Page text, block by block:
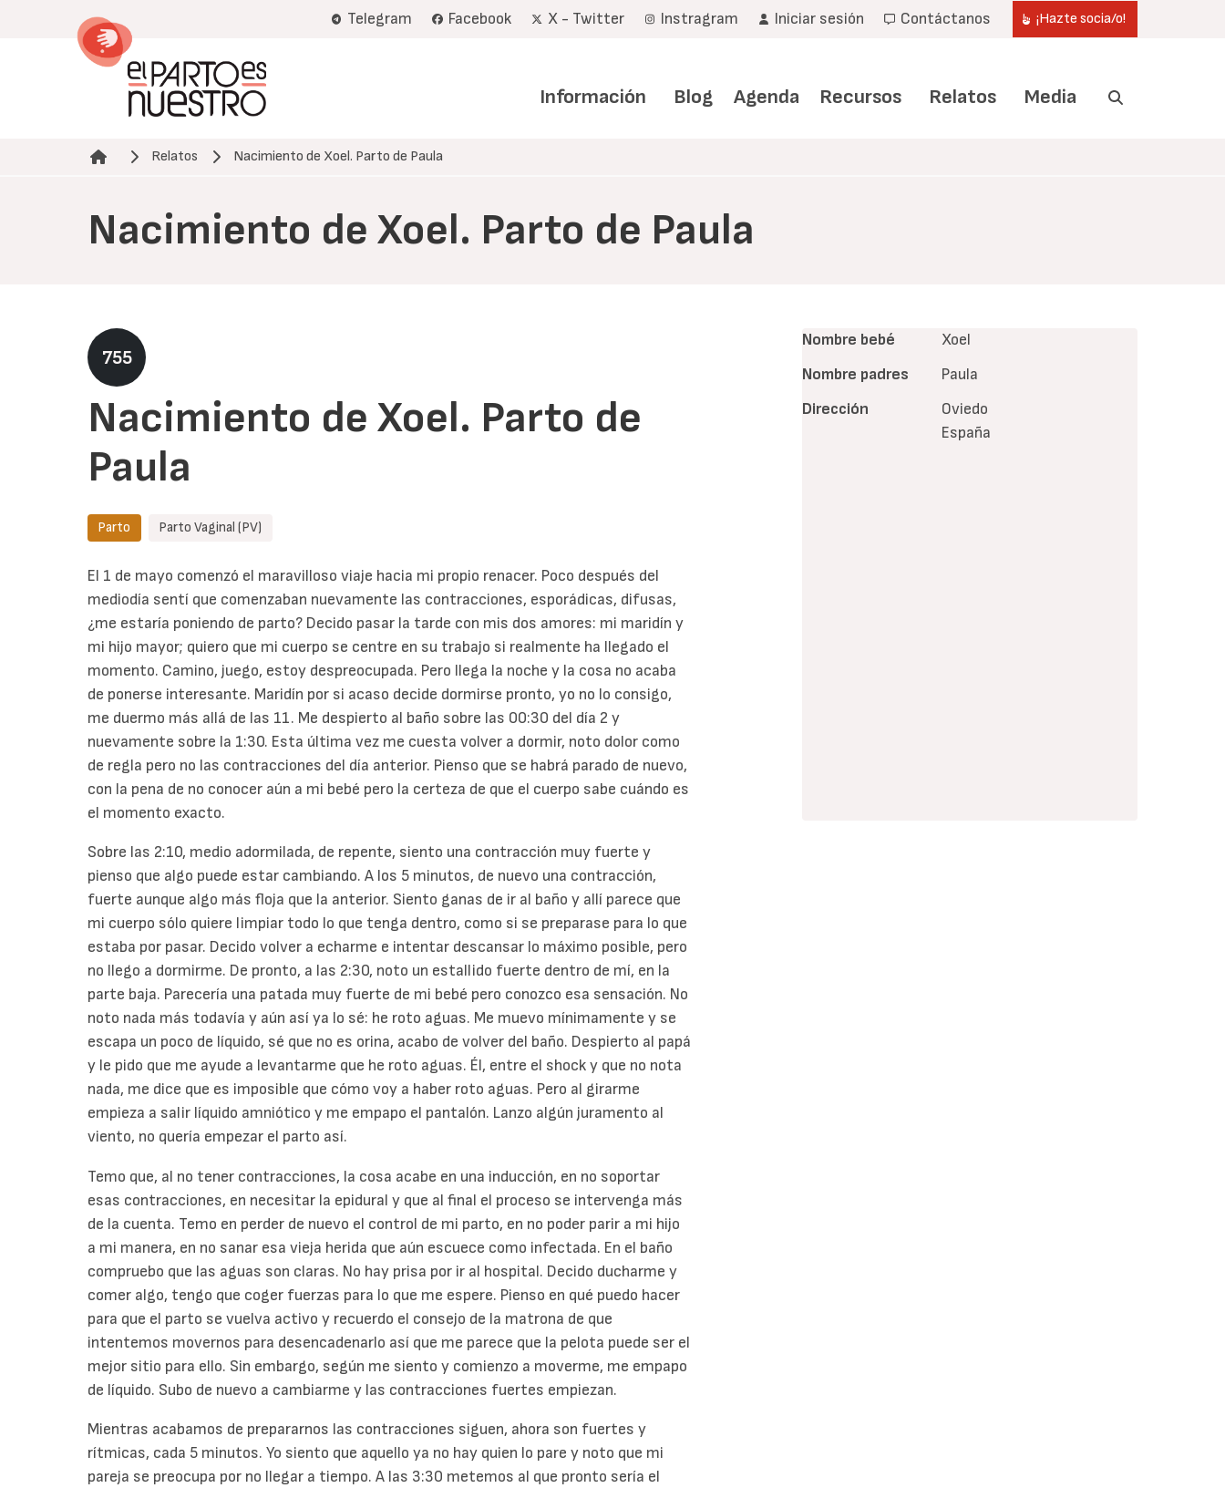
Telegram Facebook X - Twitter Instragram Iniciar sesión Contáctanos ¡Hazte socia/o!
Información Blog Agenda Recursos Relatos Media
Ruta de navegación
Relatos Nacimiento de Xoel. Parto de Paula
Nacimiento de Xoel. Parto de Paula
755
Nacimiento de Xoel. Parto de
Paula
Parto Parto Vaginal (PV)
El 1 de mayo comenzó el maravilloso viaje hacia mi propio renacer. Poco después del
mediodía sentí que comenzaban nuevamente las contracciones, esporádicas, difusas,
¿me estaría poniendo de parto? Decido pasar la tarde con mis dos amores: mi maridín y
mi hijo mayor; quiero que mi cuerpo se centre en su trabajo si realmente ha llegado el
momento. Camino, juego, estoy despreocupada. Pero llega la noche y la cosa no acaba
de ponerse interesante. Maridín por si acaso decide dormirse pronto, yo no lo consigo,
me duermo más allá de las 11. Me despierto al baño sobre las 00:30 del día 2 y
nuevamente sobre la 1:30. Esta última vez me cuesta volver a dormir, noto dolor como
de regla pero no las contracciones del día anterior. Pienso que se habrá parado de nuevo,
con la pena de no conocer aún a mi bebé pero la certeza de que el cuerpo sabe cuándo es
el momento exacto.
Sobre las 2:10, medio adormilada, de repente, siento una contracción muy fuerte y
pienso que algo puede estar cambiando. A los 5 minutos, de nuevo una contracción,
fuerte aunque algo más floja que la anterior. Siento ganas de ir al baño y allí parece que
mi cuerpo sólo quiere limpiar todo lo que tenga dentro, como si se preparase para lo que
estaba por pasar. Decido volver a echarme e intentar descansar lo máximo posible, pero
no llego a dormirme. De pronto, a las 2:30, noto un estallido fuerte dentro de mí, en la
parte baja. Parecería una patada muy fuerte de mi bebé pero conozco esa sensación. No
noto nada más todavía y aún así ya lo sé: he roto aguas. Me muevo mínimamente y se
escapa un poco de líquido, sé que no es orina, acabo de volver del baño. Despierto al papá
y le pido que me ayude a levantarme que he roto aguas. Él, entre el shock y que no nota
nada, me dice que es imposible que cómo voy a haber roto aguas. Pero al girarme
empieza a salir líquido amniótico y me empapo el pantalón. Lanzo algún juramento al
viento, no quería empezar el parto así.
Temo que, al no tener contracciones, la cosa acabe en una inducción, en no soportar
esas contracciones, en necesitar la epidural y que al final el proceso se intervenga más
de la cuenta. Temo en perder de nuevo el control de mi parto, en no poder parir a mi hijo
a mi manera, en no sanar esa vieja herida que aún escuece como infectada. En el baño
compruebo que las aguas son claras. No hay prisa por ir al hospital. Decido ducharme y
comer algo, tengo que coger fuerzas para lo que me espere. Pienso en qué puedo hacer
para que el parto se vuelva activo y recuerdo el consejo de la matrona de que
intentemos movernos para desencadenarlo así que me parece que la pelota puede ser el
mejor sitio para ello. Sin embargo, según me siento y comienzo a moverme, me empapo
de líquido. Subo de nuevo a cambiarme y las contracciones fuertes empiezan.
Mientras acabamos de prepararnos las contracciones siguen, ahora son fuertes y
rítmicas, cada 5 minutos. Yo siento que aquello ya no hay quien lo pare y noto que mi
pareja se preocupa por no llegar a tiempo. A las 3:30 metemos al que pronto sería el
Nombre bebé
Xoel
Nombre padres
Paula
Dirección
Oviedo
España